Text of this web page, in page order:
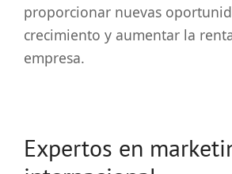
proporcionar nuevas
crecimiento y aumentar la
empresa.
Expertos en